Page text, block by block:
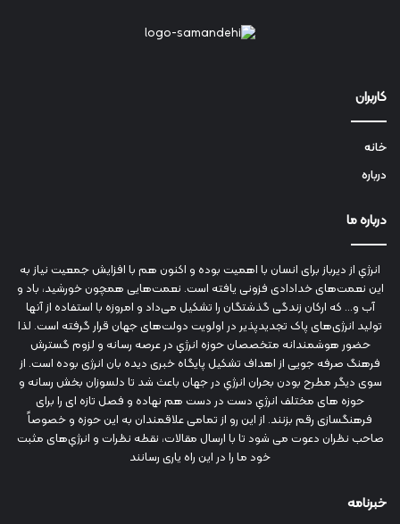
کاربران
خانه
درباره
درباره ما
انرژي‌ از دیرباز برای انسان با اهمیت بوده و اکنون هم با افزایش جمعیت نیاز به
این نعمت‌های خدادادی فزونی یافته است. نعمت‌هایی همچون خورشید، باد و
آب و... که ارکان زندگی گذشتگان را تشکیل می‌داد و امروزه با استفاده از آنها
تولید انرژی‌های پاک تجدیدپذیر در اولویت دولت‌های جهان قرار گرفته است. لذا
حضور هوشمندانه متخصصان حوزه انرژي در عرصه رسانه و لزوم گسترش
فرهنگ صرفه جویی از اهداف تشکیل پایگاه خبری دیده بان انرژی بوده است. از
سوی دیگر مطرح بودن بحران انرژي در جهان باعث شد تا دلسوزان بخش رسانه و
حوزه های مختلف انرژي دست در دست هم نهاده و فصل تازه ای را برای
فرهنگسازی رقم بزنند. از این رو از تمامی علاقمندان به این حوزه و خصوصاً
صاحب نظران دعوت می شود تا با ارسال مقالات، نقطه نظرات و انرژي‌های مثبت
خود ما را در این راه یاری رسانند
خبرنامه